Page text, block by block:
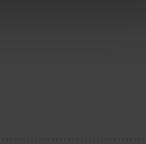
Media und Marketing“
lit. a) DS-GVO). Die USA
dir erteilte Einwilligung
dem Punkt